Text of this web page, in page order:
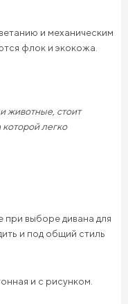
и механическим
флок и экокожа.
животные, стоит
которой легко
при выборе дивана для
и под общий стиль
и с рисунком.